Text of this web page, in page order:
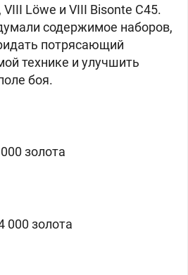
VIII Löwe и VIII Bisonte C45.
содержимое наборов,
потрясающий
технике и улучшить
боя.
золота
000 золота